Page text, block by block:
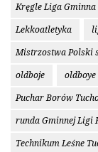
Kręgle Liga Gminna
Lekkoatletyka
Mistrzostwa Polski
oldboje
oldboye
Puchar Borów
runda Gminnej Ligi
Technikum Leśne